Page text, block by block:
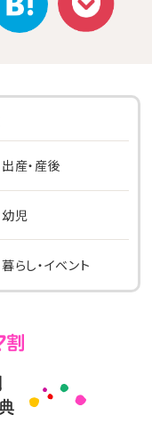
出産・産後
幼児
暮らし・イベント